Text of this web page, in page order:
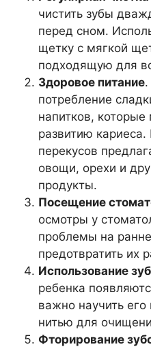
чистить зубы
перед сном.
щетку с мягкой
подходящую для
Здоровое питание.
потребление
напитков, которые
развитию
перекусов
овощи, орехи и
продукты.
Посещение
осмотры у
проблемы на
предотвратить их
Использование
ребенка
важно научить его
нитью для
Фторирование